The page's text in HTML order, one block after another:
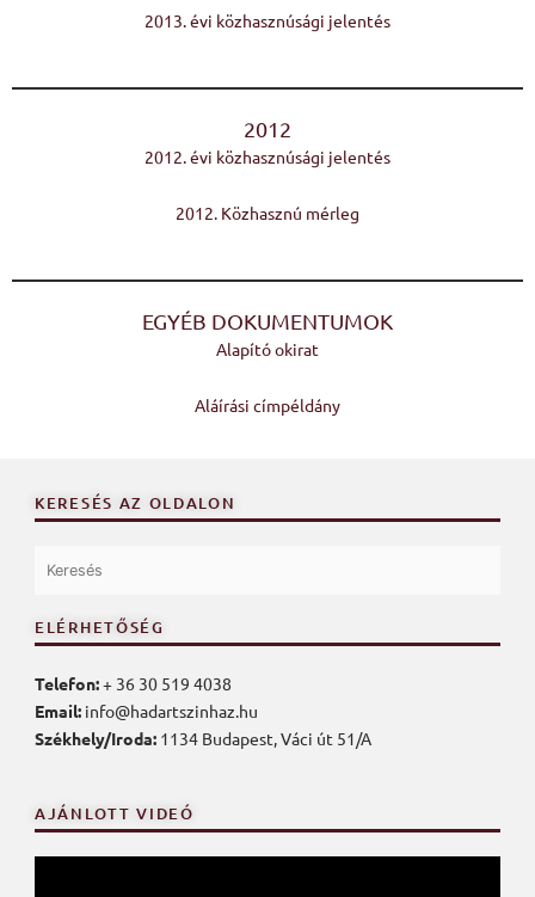
2013. évi közhasznúsági jelentés
2012
2012. évi közhasznúsági jelentés
2012. Közhasznú mérleg
EGYÉB DOKUMENTUMOK
Alapító okirat
Aláírási címpéldány
KERESÉS AZ OLDALON
ELÉRHETŐSÉG
Telefon:+ 36 30 519 4038
Email: info@hadartszinhaz.hu
Székhely/Iroda: 1134 Budapest, Váci út 51/A
AJÁNLOTT VIDEÓ